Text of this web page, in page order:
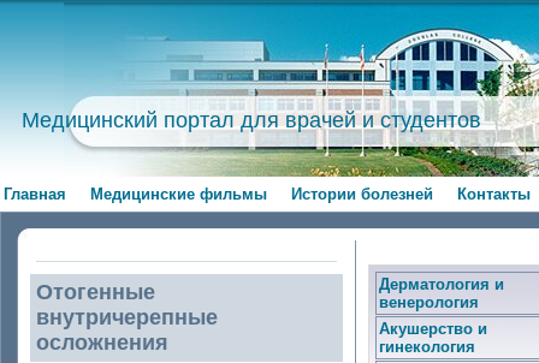
Медицинский портал для врачей и студентов
Главная Медицинские фильмы Истории болезней Контакты
Отогенные
внутричерепные
осложнения
Дерматология и
венерология
Акушерство и
гинекология